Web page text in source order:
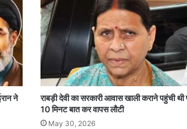
ने
राबड़ी देवी का सरकारी आवास खाली कराने पहुंची
10 मिनट बात कर वापस लौटी
May 30, 2026